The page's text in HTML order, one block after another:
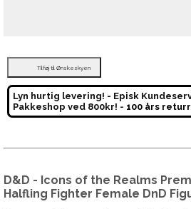
Tilføj til Ønskeskyen
Lyn hurtig levering! - Episk
Pakkeshop ved 800kr! - 100 års
D&D - Icons of the Realms
Halfling Fighter Female DnD